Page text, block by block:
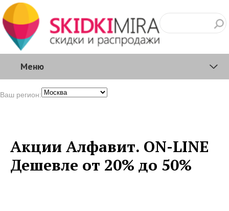
Меню
Ваш регион:
Акции Алфавит. ON-LINE
Дешевле от 20% до 50%